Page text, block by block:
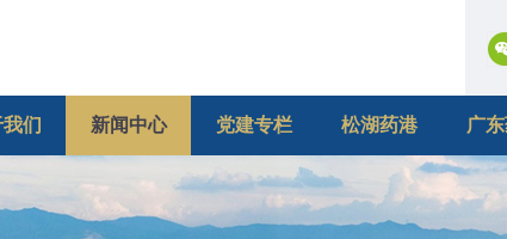
们 新闻中心 党建专栏 松湖药港 广